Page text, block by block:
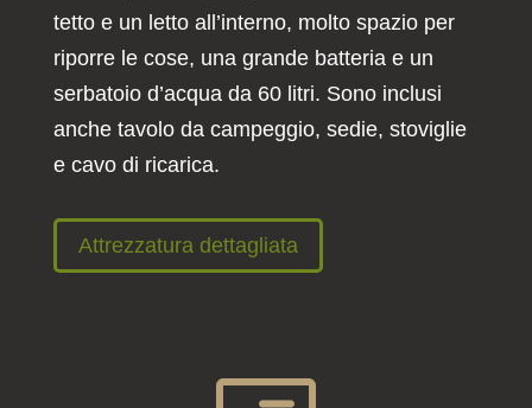
tetto e un letto all’interno, molto spazio per
riporre le cose, una grande batteria e un
serbatoio d’acqua da 60 litri. Sono inclusi
anche tavolo da campeggio, sedie, stoviglie
e cavo di ricarica.
Attrezzatura dettagliata